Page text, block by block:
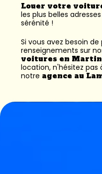
Louer votre
les plus belles
sérénité !
Si vous avez besoin
renseignements sur
voitures en
location, n'hésitez
notre agence au